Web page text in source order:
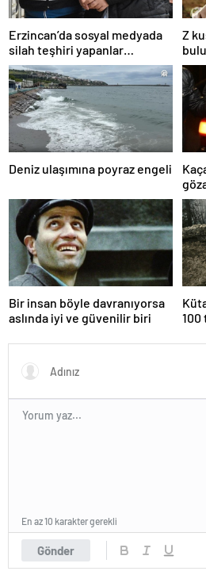
Erzincan’da sosyal medyada
silah teşhiri yapanlar
yakalandı
Z
ve
Deniz ulaşımına poyraz engeli
Bir insan böyle davranıyorsa
aslında iyi ve güvenilir biri
100
Gönder
En az 10 karakter gerekli